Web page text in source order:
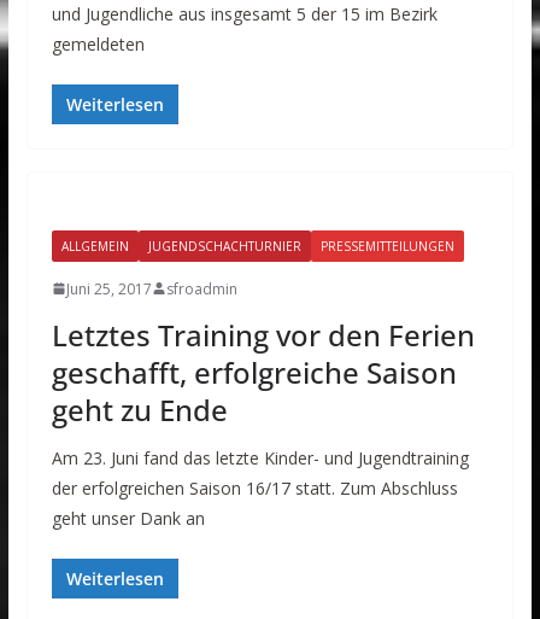
und Jugendliche aus insgesamt 5 der 15 im Bezirk
gemeldeten
Weiterlesen
ALLGEMEIN JUGENDSCHACHTURNIER PRESSEMITTEILUNGEN
Juni 25, 2017 sfroadmin
Letztes Training vor den Ferien
geschafft, erfolgreiche Saison
geht zu Ende
Am 23. Juni fand das letzte Kinder- und Jugendtraining
der erfolgreichen Saison 16/17 statt. Zum Abschluss
geht unser Dank an
Weiterlesen